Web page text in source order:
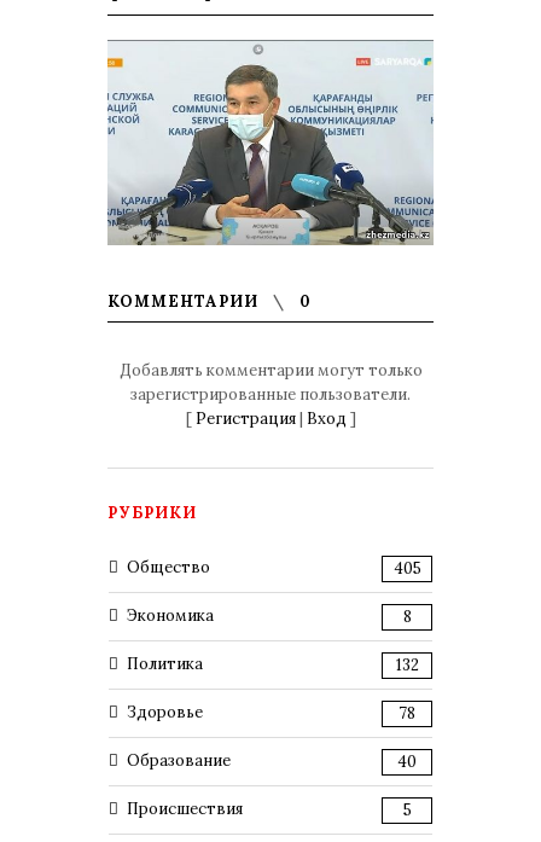
КОММЕНТАРИИ 0
Добавлять комментарии могут только
зарегистрированные пользователи.
[ Регистрация| Вход ]
РУБРИКИ
Общество 405
Экономика 8
Политика 132
Здоровье 78
Образование 40
Происшествия 5